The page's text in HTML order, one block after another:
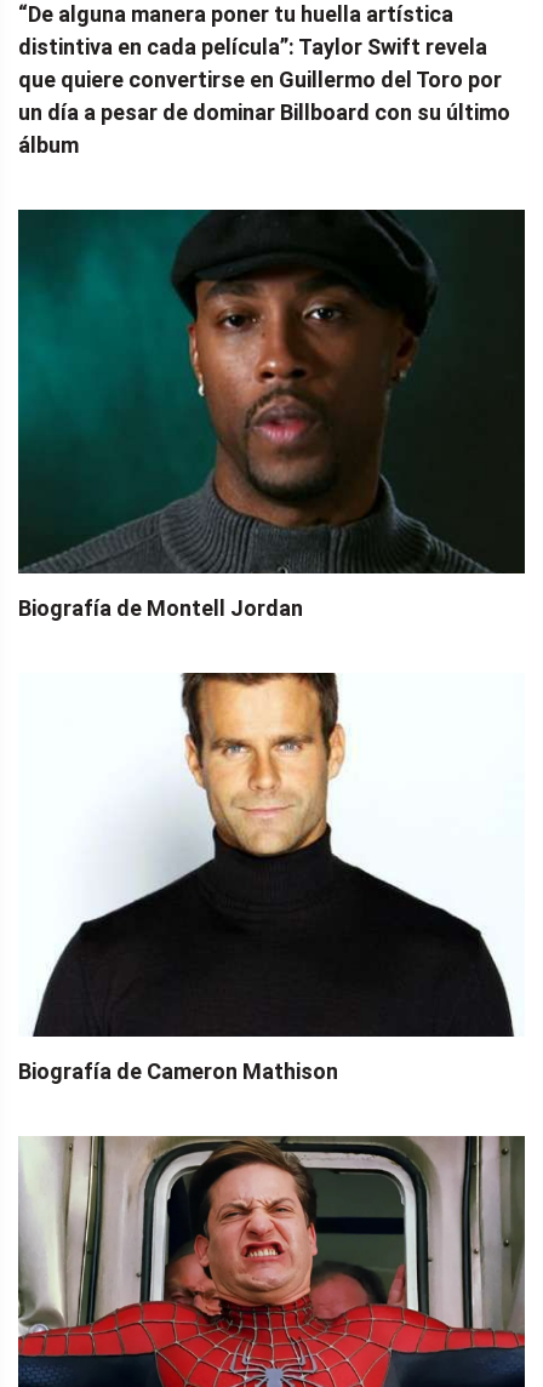
“De alguna manera poner tu huella artística
distintiva en cada película”: Taylor Swift revela
que quiere convertirse en Guillermo del Toro por
un día a pesar de dominar Billboard con su último
álbum
Biografía de Montell Jordan
Biografía de Cameron Mathison